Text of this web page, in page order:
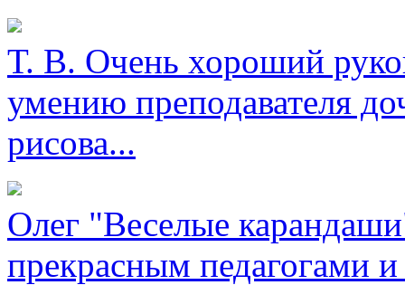
Т. В. Очень хороший
умению преподавателя
рисова...
Олег "Веселые
прекрасным педагогами